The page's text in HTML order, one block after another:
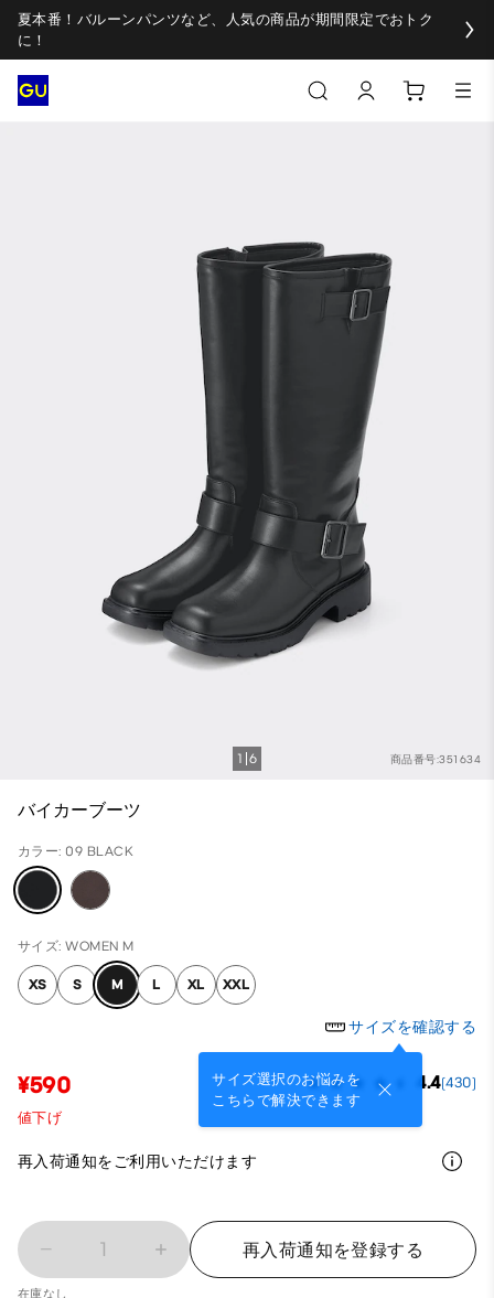
夏本番！バルーンパンツなど、人気の商品が期間限定でおトク
に！
商品番号:351634
1 6
バイカーブーツ
カラー: 09 BLACK
サイズ: WOMEN M
XS S M L XL XXL
サイズを確認する
サイズ選択のお悩みを
こちらで解決できます
¥590 4.4(430)
値下げ
再入荷通知をご利用いただけます
1 再入荷通知を登録する
在庫なし